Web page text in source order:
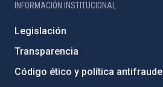
INFORMACIÓN INSTITUCIONAL
Legislación
Transparencia
Código ético y política antifraude